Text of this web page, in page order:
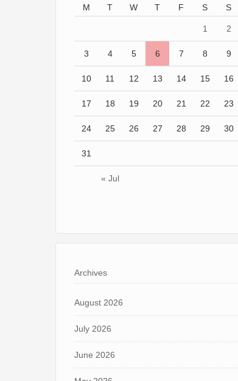
M
T W T F S S
« Jul
1 2
3 4 5 6 7 8 9
10 11 12 13 14 15 16
17 18 19 20 21 22 23
24 25 26 27 28 29 30
31
Archives
August 2026
July 2026
June 2026